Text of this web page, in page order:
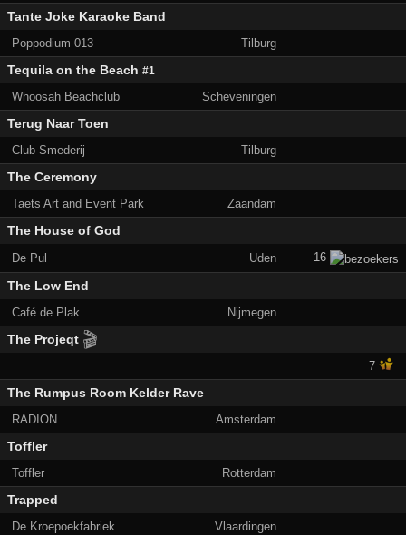
Tante Joke Karaoke Band
Poppodium 013 Tilburg
Tequila on the Beach#1
Whoosah Beachclub Scheveningen
Terug Naar Toen
Club Smederij Tilburg
The Ceremony
Taets Art and Event Park Zaandam
The House of God
De Pul Uden 16
The Low End
Café de Plak Nijmegen
The Projeqt 🎬
7
The Rumpus Room Kelder Rave
RADION Amsterdam
Toffler
Toffler Rotterdam
Trapped
De Kroepoekfabriek Vlaardingen